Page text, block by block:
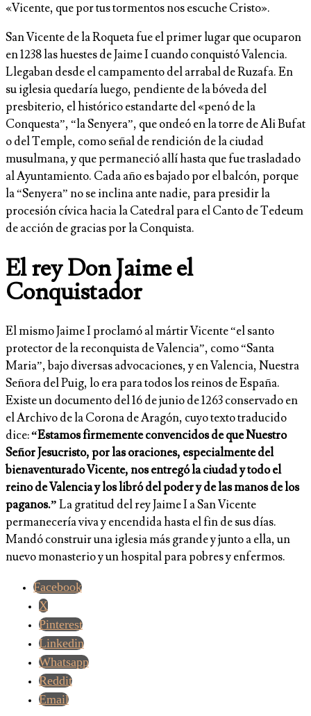
«Vicente, que por tus tormentos nos escuche Cristo».
San Vicente de la Roqueta fue el primer lugar que ocuparon
en 1238 las huestes de Jaime I cuando conquistó Valencia.
Llegaban desde el campamento del arrabal de Ruzafa. En
su iglesia quedaría luego, pendiente de la bóveda del
presbiterio, el histórico estandarte del «penó de la
Conquesta”, “la Senyera”, que ondeó en la torre de Ali Bufat
o del Temple, como señal de rendición de la ciudad
musulmana, y que permaneció allí hasta que fue trasladado
al Ayuntamiento. Cada año es bajado por el balcón, porque
la “Senyera” no se inclina ante nadie, para presidir la
procesión cívica hacia la Catedral para el Canto de Tedeum
de acción de gracias por la Conquista.
El rey Don Jaime el
Conquistador
El mismo Jaime I proclamó al mártir Vicente “el santo
protector de la reconquista de Valencia”, como “Santa
Maria”, bajo diversas advocaciones, y en Valencia, Nuestra
Señora del Puig, lo era para todos los reinos de España.
Existe un documento del 16 de junio de 1263 conservado en
el Archivo de la Corona de Aragón, cuyo texto traducido
dice:“Estamos firmemente convencidos de que Nuestro
Señor Jesucristo, por las oraciones, especialmente del
bienaventurado Vicente, nos entregó la ciudad y todo el
reino de Valencia y los libró del poder y de las manos de los
paganos.”La gratitud del rey Jaime I a San Vicente
permanecería viva y encendida hasta el fin de sus días.
Mandó construir una iglesia más grande y junto a ella, un
nuevo monasterio y un hospital para pobres y enfermos.
Facebook
X
Pinterest
Linkedin
Whatsapp
Reddit
Email